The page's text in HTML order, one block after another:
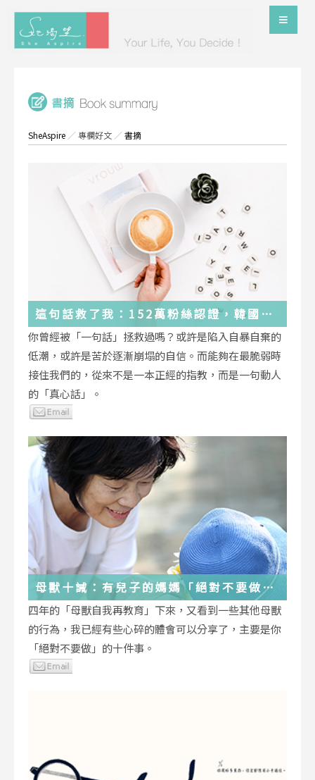
SheAspire ／專欄好文 ／書摘
這句話救了我：152萬粉絲認證，韓國最
受歡迎的YouTuber「國民姐姐」金美敬
為跌落情緒深淵的你雪中送炭！
你曾經被「一句話」拯救過嗎？或許是陷入自暴自棄的
低潮，或許是苦於逐漸崩塌的自信。而能夠在最脆弱時
接住我們的，從來不是一本正經的指教，而是一句動人
的「真心話」。
母獸十誡：有兒子的媽媽「絕對不要做」
的十件事
四年的「母獸自我再教育」下來，又看到一些其他母獸
的行為，我已經有些心碎的體會可以分享了，主要是你
「絕對不要做」的十件事。